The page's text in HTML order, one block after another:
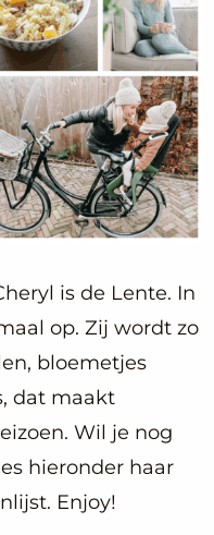
is de Lente. In
op. Zij wordt zo
bloemetjes
dat maakt
Wil je nog
hieronder haar
Enjoy!